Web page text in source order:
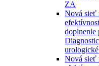
ZA
Nová sieť
doplnenie
Nová sieť